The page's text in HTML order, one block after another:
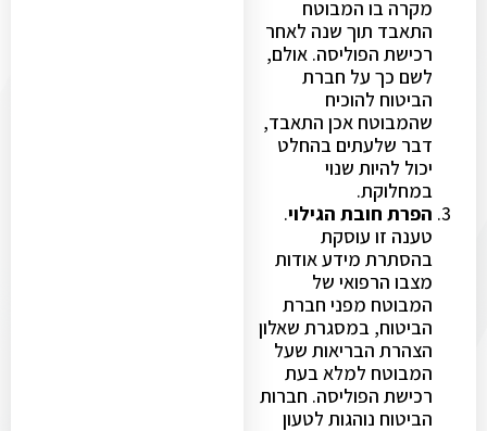
מקרה בו המבוטח
התאבד תוך שנה לאחר
רכישת הפוליסה. אולם,
לשם כך על חברת
הביטוח להוכיח
שהמבוטח אכן התאבד,
דבר שלעתים בהחלט
יכול להיות שנוי
במחלוקת.
הפרת חובת הגילוי.
טענה זו עוסקת
בהסתרת מידע אודות
מצבו הרפואי של
המבוטח מפני חברת
הביטוח, במסגרת שאלון
הצהרת הבריאות שעל
המבוטח למלא בעת
רכישת הפוליסה. חברות
הביטוח נוהגות לטעון